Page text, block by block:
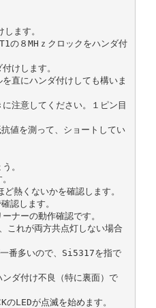
ます。
の８MHｚクロックをハンダ付
けします。
直にハンダ付けしても構いま
注意してください。１ピン目
値を測って、ショートしてい
。
熱くないかを確認します。
認します。
ナーの動作確認です。
これが両方共点灯しない場合
番多いので、Si5317を指で
ダ付け不良（特に裏面）で
のLEDが点滅を始めます。